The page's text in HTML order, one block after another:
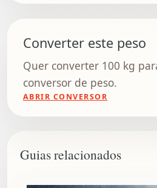
Converter este peso
Quer converter 100 kg
conversor de peso.
ABRIR CONVERSOR
Guias relacionados